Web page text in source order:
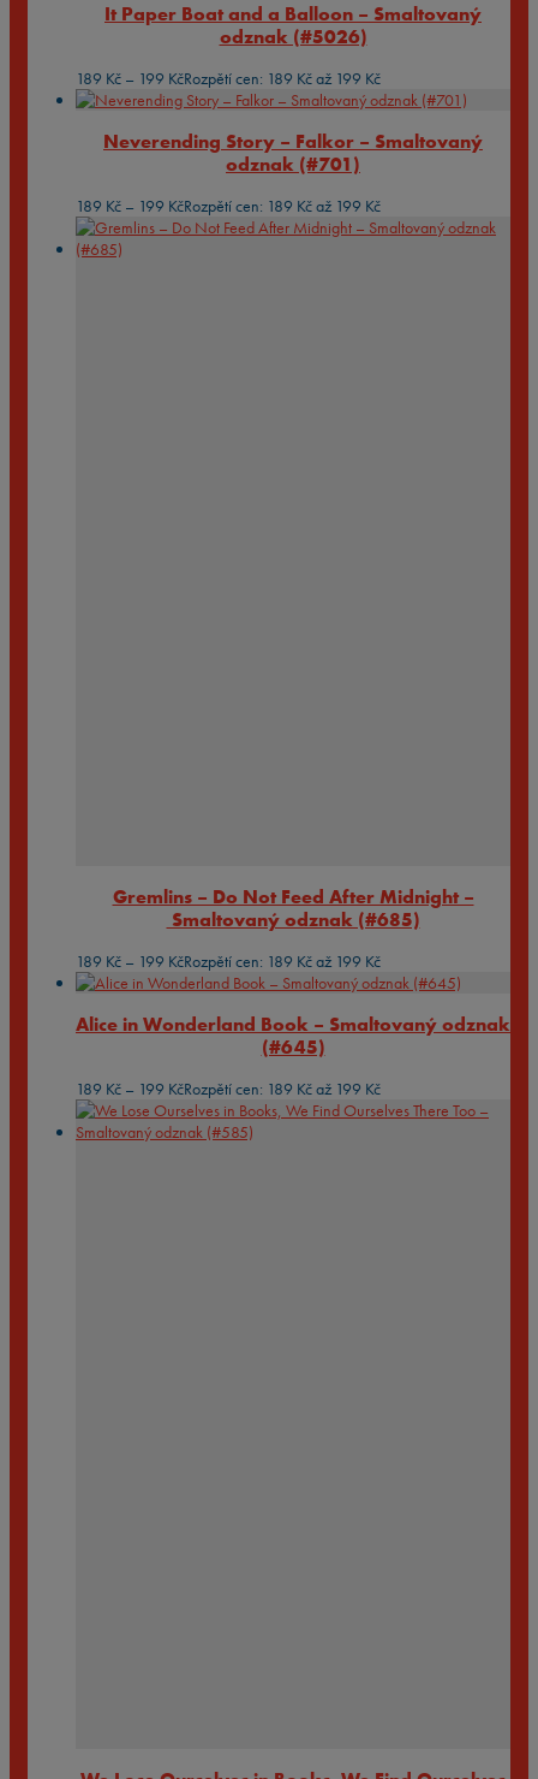
It Paper Boat and a Balloon – Smaltovaný
odznak (#5026)
189 Kč – 199 KčRozpětí cen: 189 Kč až 199 Kč
Neverending Story – Falkor – Smaltovaný
odznak (#701)
189 Kč – 199 KčRozpětí cen: 189 Kč až 199 Kč
Gremlins – Do Not Feed After Midnight –
Smaltovaný odznak (#685)
189 Kč – 199 KčRozpětí cen: 189 Kč až 199 Kč
Alice in Wonderland Book – Smaltovaný odznak
(#645)
189 Kč – 199 KčRozpětí cen: 189 Kč až 199 Kč